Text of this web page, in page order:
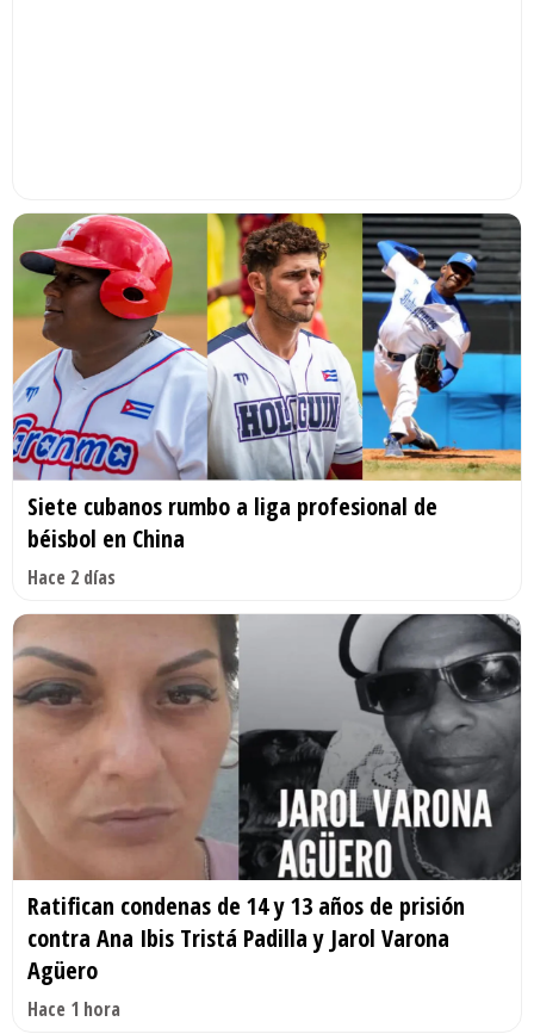
Siete cubanos rumbo a liga profesional de
béisbol en China
Hace 2 días
Ratifican condenas de 14 y 13 años de prisión
contra Ana Ibis Tristá Padilla y Jarol Varona
Agüero
Hace 1 hora